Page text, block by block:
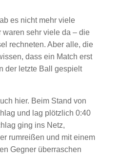
es nicht mehr viele
waren sehr viele da – die
rechneten. Aber alle, die
dass ein Match erst
der letzte Ball gespielt
hier. Beim Stand von
und lag plötzlich 0:40
ging ins Netz,
rumreißen und mit einem
Gegner überraschen